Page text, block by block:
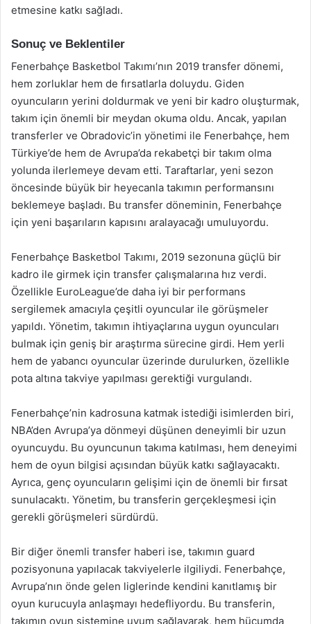
etmesine katkı sağladı.
Sonuç ve Beklentiler
Fenerbahçe Basketbol Takımı’nın 2019 transfer dönemi,
hem zorluklar hem de fırsatlarla doluydu. Giden
oyuncuların yerini doldurmak ve yeni bir kadro oluşturmak,
takım için önemli bir meydan okuma oldu. Ancak, yapılan
transferler ve Obradovic’in yönetimi ile Fenerbahçe, hem
Türkiye’de hem de Avrupa’da rekabetçi bir takım olma
yolunda ilerlemeye devam etti. Taraftarlar, yeni sezon
öncesinde büyük bir heyecanla takımın performansını
beklemeye başladı. Bu transfer döneminin, Fenerbahçe
için yeni başarıların kapısını aralayacağı umuluyordu.
Fenerbahçe Basketbol Takımı, 2019 sezonuna güçlü bir
kadro ile girmek için transfer çalışmalarına hız verdi.
Özellikle EuroLeague’de daha iyi bir performans
sergilemek amacıyla çeşitli oyuncular ile görüşmeler
yapıldı. Yönetim, takımın ihtiyaçlarına uygun oyuncuları
bulmak için geniş bir araştırma sürecine girdi. Hem yerli
hem de yabancı oyuncular üzerinde durulurken, özellikle
pota altına takviye yapılması gerektiği vurgulandı.
Fenerbahçe’nin kadrosuna katmak istediği isimlerden biri,
NBA’den Avrupa’ya dönmeyi düşünen deneyimli bir uzun
oyuncuydu. Bu oyuncunun takıma katılması, hem deneyimi
hem de oyun bilgisi açısından büyük katkı sağlayacaktı.
Ayrıca, genç oyuncuların gelişimi için de önemli bir fırsat
sunulacaktı. Yönetim, bu transferin gerçekleşmesi için
gerekli görüşmeleri sürdürdü.
Bir diğer önemli transfer haberi ise, takımın guard
pozisyonuna yapılacak takviyelerle ilgiliydi. Fenerbahçe,
Avrupa’nın önde gelen liglerinde kendini kanıtlamış bir
oyun kurucuyla anlaşmayı hedefliyordu. Bu transferin,
takımın oyun sistemine uyum sağlayarak, hem hücumda